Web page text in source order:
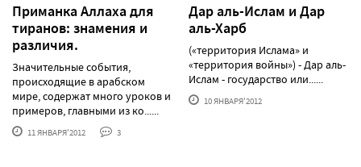
Приманка Аллаха для
тиранов: знамения и
различия.
Значительные события,
происходящие в арабском
мире, содержат много уроков и
примеров, главными из ко......
11 ЯНВАРЯ'2012 3
Дар аль-Ислам и Дар
аль-Харб
(«территория Ислама» и
«территория войны») - Дар аль-
Ислам - государство или......
10 ЯНВАРЯ'2012